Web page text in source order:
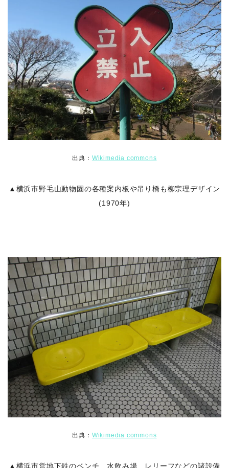
出典： Wikimedia commons
▲横浜市野毛山動物園の各種案内板や吊り橋も柳宗理デザイン
(1970年)
出典： Wikimedia commons
▲横浜市営地下鉄のベンチ、水飲み場、レリーフなどの諸設備